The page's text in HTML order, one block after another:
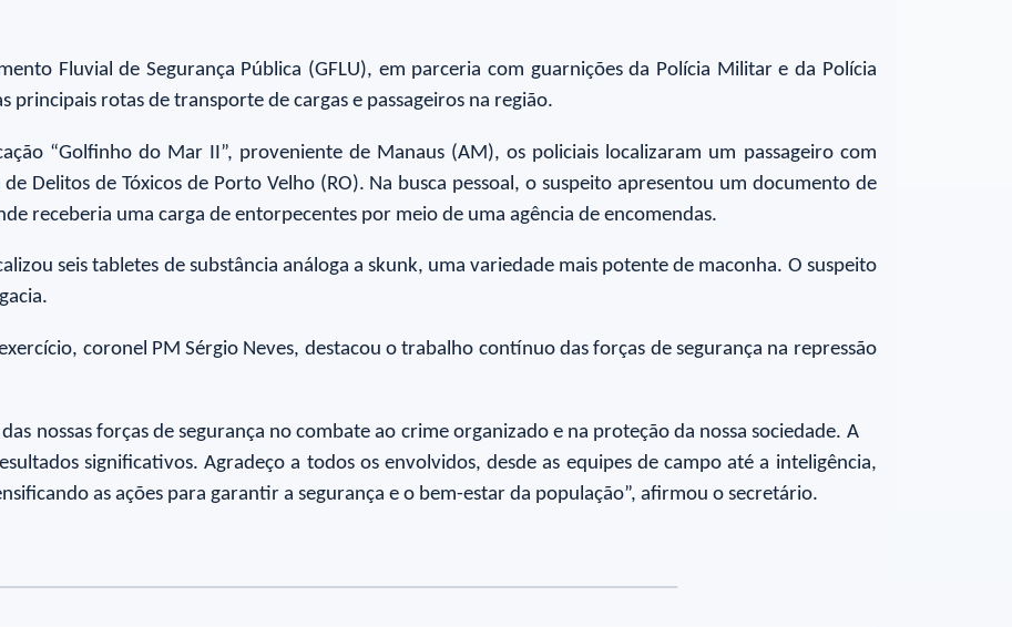
Fluvial de Segurança Pública (GFLU), em parceria com guarnições da Polícia Militar e da Polícia
rotas de transporte de cargas e passageiros na região.
“Golfinho do Mar II”, proveniente de Manaus (AM), os policiais localizaram um passageiro com
Delitos de Tóxicos de Porto Velho (RO). Na busca pessoal, o suspeito apresentou um documento de
receberia uma carga de entorpecentes por meio de uma agência de encomendas.
seis tabletes de substância análoga a skunk, uma variedade mais potente de maconha. O suspeito
coronel PM Sérgio Neves, destacou o trabalho contínuo das forças de segurança na repressão
nossas forças de segurança no combate ao crime organizado e na proteção da nossa sociedade. A
significativos. Agradeço a todos os envolvidos, desde as equipes de campo até a inteligência,
as ações para garantir a segurança e o bem-estar da população”, afirmou o secretário.